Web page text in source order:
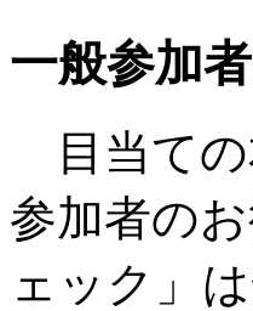
一般参加
目当ての
参加者の
ェック」